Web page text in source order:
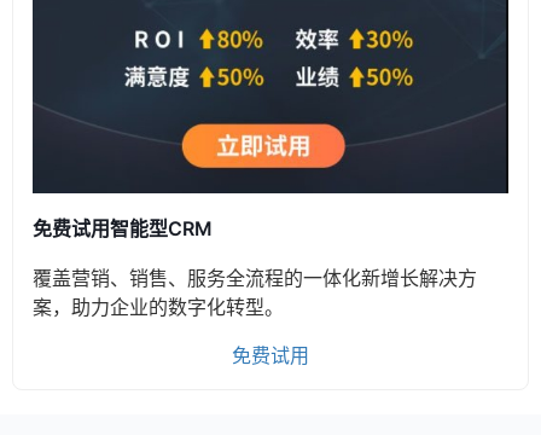
免费试用智能型CRM
覆盖营销、销售、服务全流程的一体化新增长解决方
案，助力企业的数字化转型。
免费试用